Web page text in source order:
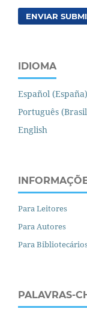
ENVIAR
IDIOMA
Español (España)
Português
English
Para Leitores
Para Autores
Para
PALAVRAS-